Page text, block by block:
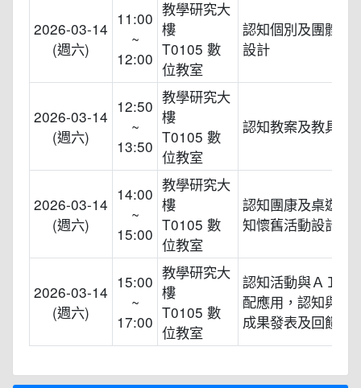
2026-03-14
(週六)
11:00
~
12:00
教學研究大
樓
T0105 數
位教室
認知個別及團體活
設計
2026-03-14
(週六)
12:50
~
13:50
教學研究大
樓
T0105 數
位教室
認知教案及教具應
2026-03-14
(週六)
14:00
~
15:00
教學研究大
樓
T0105 數
位教室
認知團康及桌遊操
知懷舊活動設計
2026-03-14
(週六)
15:00
~
17:00
教學研究大
樓
T0105 數
位教室
認知活動與ＡＩ之
配應用，認知與科
成果發表及回饋